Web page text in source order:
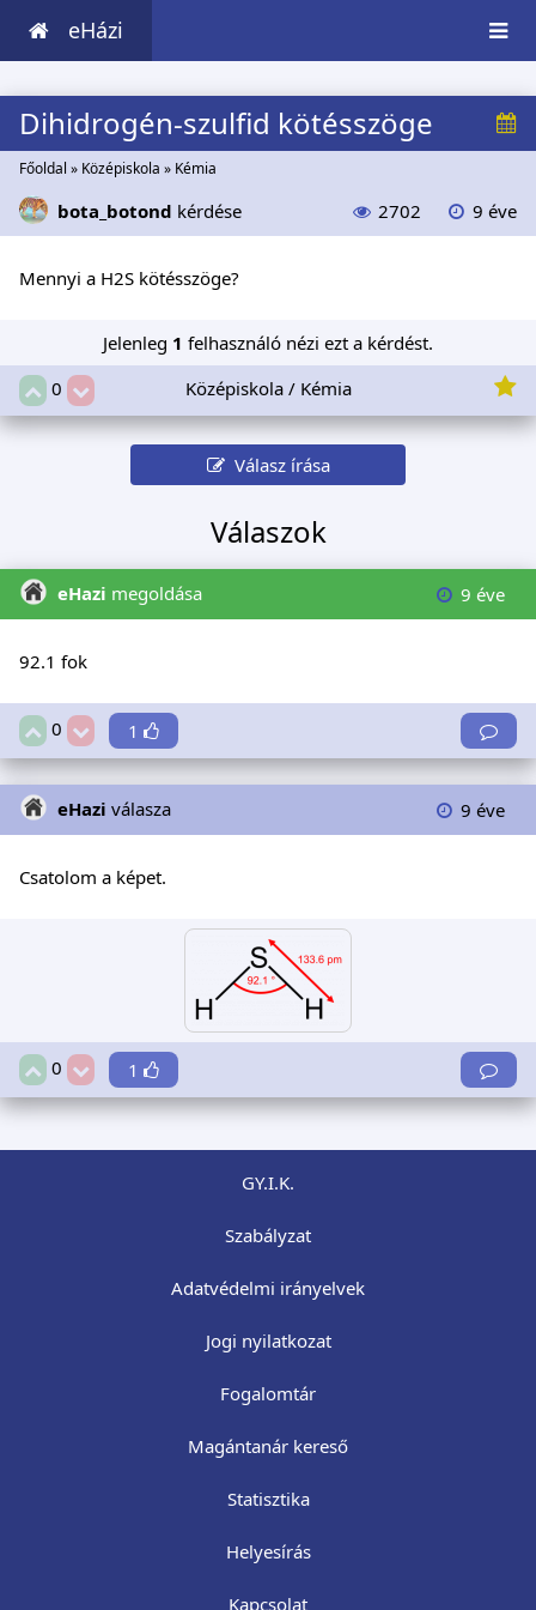
eHázi
Dihidrogén-szulfid kötésszöge
Főoldal » Középiskola » Kémia
bota_botond kérdése 2702 9 éve
Mennyi a H2S kötésszöge?
Jelenleg 1 felhasználó nézi ezt a kérdést.
0
Középiskola / Kémia
Válasz írása
Válaszok
eHazi megoldása 9 éve
92.1 fok
0 1
eHazi válasza 9 éve
Csatolom a képet.
0 1
GY.I.K.
Szabályzat
Adatvédelmi irányelvek
Jogi nyilatkozat
Fogalomtár
Magántanár kereső
Statisztika
Helyesírás
Kapcsolat